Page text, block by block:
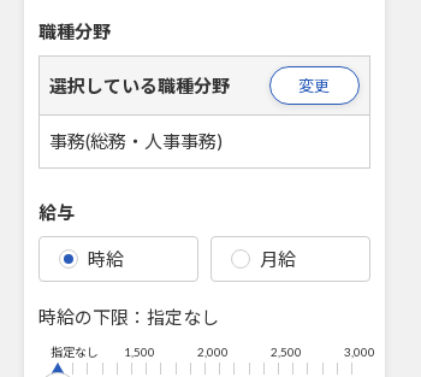
職種分野
選択している職種分野 変更
事務(総務・人事事務)
給与
時給 月給
時給の下限： 指定なし
指定なし 1,500 2,000 2,500 3,000